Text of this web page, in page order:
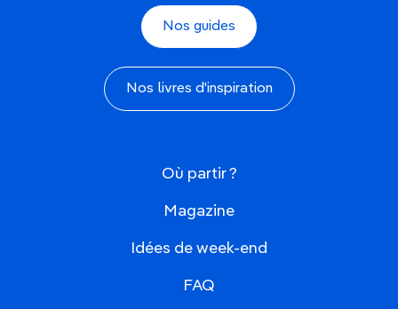
Nos guides
Nos livres d'inspiration
Où partir ?
Magazine
Idées de week-end
FAQ